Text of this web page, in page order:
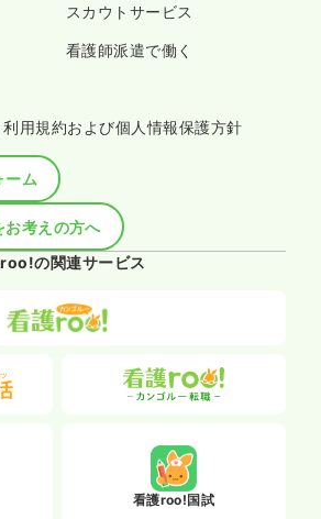
スカウトサービス
看護師派遣で働く
用規約および個人情報保護方針
ーム
考えの方へ
の関連サービス
看護roo!国試